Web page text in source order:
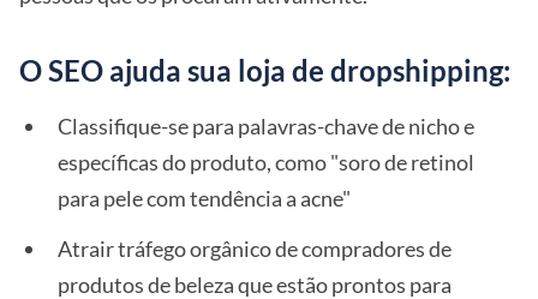
O SEO ajuda sua loja de dropshipping:
Classifique-se para palavras-chave de nicho e
específicas do produto, como "soro de retinol
para pele com tendência a acne"
Atrair tráfego orgânico de compradores de
produtos de beleza que estão prontos para